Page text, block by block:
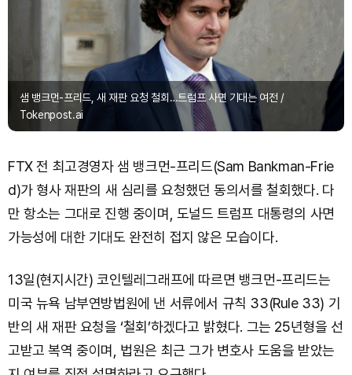
샘 뱅크먼-프리드, 새 재판 요청 철회…트럼프 사면 기대는 여전 /
Tokenpost.ai
FTX 전 최고경영자 샘 뱅크먼-프리드(Sam Bankman-Frie
d)가 형사 재판의 새 심리를 요청했던 동의서를 철회했다. 다
만 항소는 그대로 진행 중이며, 도널드 트럼프 대통령의 사면
가능성에 대한 기대도 완전히 접지 않은 모습이다.
13일(현지시간) 코인텔레그래프에 따르면 뱅크먼-프리드는
미국 뉴욕 남부연방법원에 낸 서류에서 규칙 33(Rule 33) 기
반의 새 재판 요청을 ‘철회’하겠다고 밝혔다. 그는 25년형을 선
고받고 복역 중이며, 법원은 최근 그가 변호사 도움을 받았는